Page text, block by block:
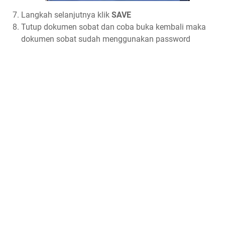
Langkah selanjutnya klik SAVE
Tutup dokumen sobat dan coba buka kembali maka
dokumen sobat sudah menggunakan password